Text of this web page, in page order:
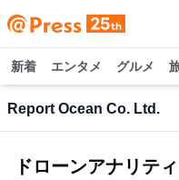
新着 エンタメ グルメ
Report Ocean Co. Ltd.
ドローンアナリテ